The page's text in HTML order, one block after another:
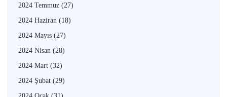
2024 Temmuz (27)
2024 Haziran (18)
2024 Mayıs (27)
2024 Nisan (28)
2024 Mart (32)
2024 Şubat (29)